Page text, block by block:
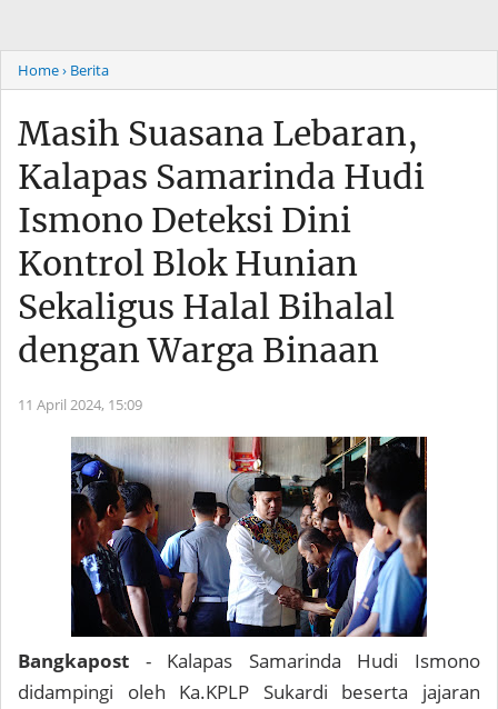
Home› Berita
Masih Suasana Lebaran,
Kalapas Samarinda Hudi
Ismono Deteksi Dini
Kontrol Blok Hunian
Sekaligus Halal Bihalal
dengan Warga Binaan
11 April 2024, 15:09
Bangkapost - Kalapas Samarinda Hudi Ismono
didampingi oleh Ka.KPLP Sukardi beserta jajaran